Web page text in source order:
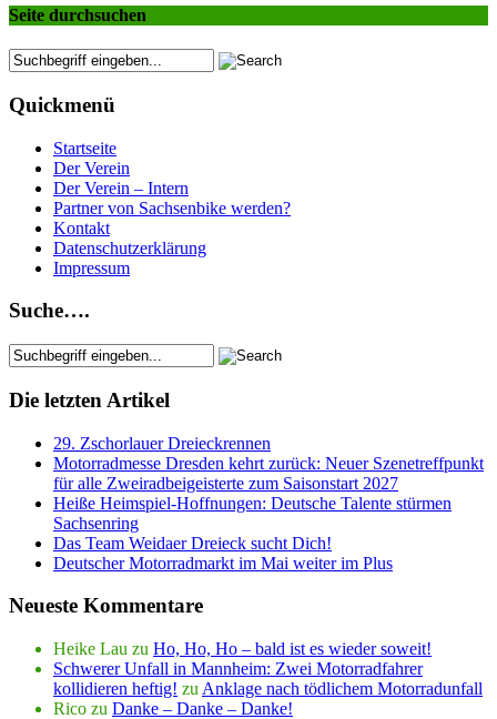
Seite durchsuchen
Quickmenü
Startseite
Der Verein
Der Verein – Intern
Partner von Sachsenbike werden?
Kontakt
Datenschutzerklärung
Impressum
Suche….
Die letzten Artikel
29. Zschorlauer Dreieckrennen
Motorradmesse Dresden kehrt zurück: Neuer Szenetreffpunkt
für alle Zweiradbeigeisterte zum Saisonstart 2027
Heiße Heimspiel-Hoffnungen: Deutsche Talente stürmen
Sachsenring
Das Team Weidaer Dreieck sucht Dich!
Deutscher Motorradmarkt im Mai weiter im Plus
Neueste Kommentare
Heike Lau zu Ho, Ho, Ho – bald ist es wieder soweit!
Schwerer Unfall in Mannheim: Zwei Motorradfahrer
kollidieren heftig! zu Anklage nach tödlichem Motorradunfall
Rico zu Danke – Danke – Danke!